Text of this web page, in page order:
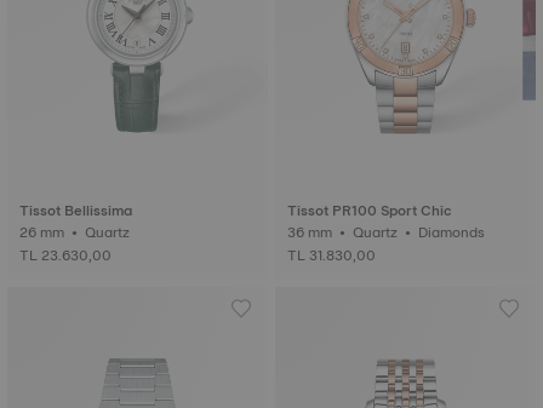
Tissot Bellissima
26 mm • Quartz
TL 23.630,00
Tissot PR100 Sport Chic
36 mm • Quartz • Diamonds
TL 31.830,00